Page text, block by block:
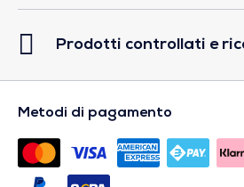
Prodotti controllati e
Metodi di pagamento